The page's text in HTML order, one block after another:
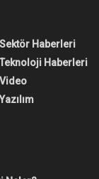
Sektör Haberleri
Teknoloji Haberleri
Video
Yazılım